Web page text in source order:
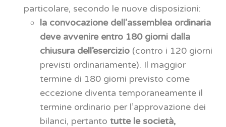
particolare, secondo le nuove disposizioni:
la convocazione dell’assemblea ordinaria
deve avvenire entro 180 giorni dalla
chiusura dell’esercizio (contro i 120 giorni
previsti ordinariamente). Il maggior
termine di 180 giorni previsto come
eccezione diventa temporaneamente il
termine ordinario per l’approvazione dei
bilanci, pertanto tutte le società,